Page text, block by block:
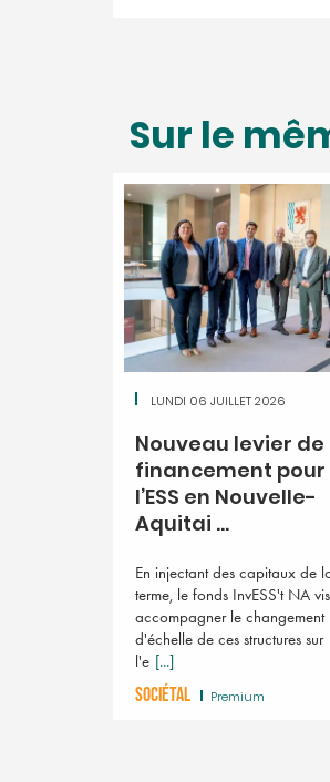
Sur le
LUNDI 06 JUILLET 2026
Nouveau levier de
financement pour
l’ESS en Nouvelle-
Aquitai ...
En injectant des capitaux de
terme, le fonds InvESS't NA
accompagner le changement
d'échelle de ces structures sur
l'e [...]
SOCIÉTAL Premium